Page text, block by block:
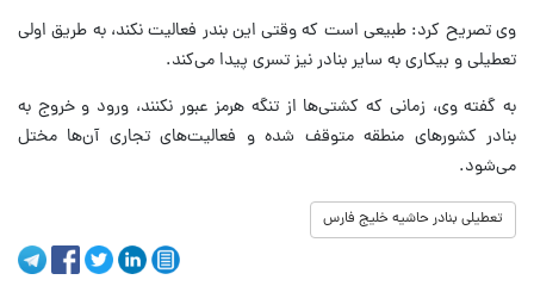
وی تصریح کرد: طبیعی است که وقتی این بندر فعالیت نکند، به طریق اولی
تعطیلی و بیکاری به سایر بنادر نیز تسری پیدا می‌کند.
به گفته وی، زمانی که کشتی‌ها از تنگه هرمز عبور نکنند، ورود و خروج به
بنادر کشورهای منطقه متوقف شده و فعالیت‌های تجاری آن‌ها مختل
می‌شود.
تعطیلی بنادر حاشیه خلیج فارس